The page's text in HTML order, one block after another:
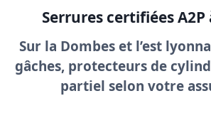
Serrures certifiées
Sur la Dombes et l’est
gâches, protecteurs de
partiel selon votre